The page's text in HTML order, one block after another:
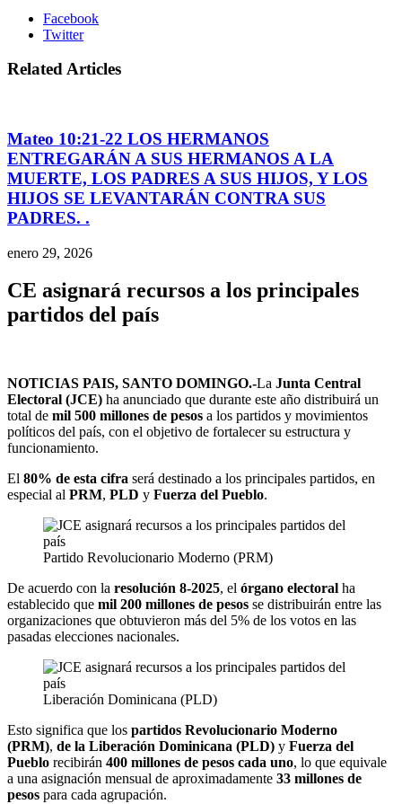
Facebook
Twitter
Related Articles
Mateo 10:21-22 LOS HERMANOS
ENTREGARÁN A SUS HERMANOS A LA
MUERTE, LOS PADRES A SUS HIJOS, Y LOS
HIJOS SE LEVANTARÁN CONTRA SUS
PADRES. .
enero 29, 2026
CE asignará recursos a los principales
partidos del país
NOTICIAS PAIS, SANTO DOMINGO.-La Junta Central
Electoral (JCE) ha anunciado que durante este año distribuirá un
total de mil 500 millones de pesos a los partidos y movimientos
políticos del país, con el objetivo de fortalecer su estructura y
funcionamiento.
El 80% de esta cifra será destinado a los principales partidos, en
especial al PRM, PLD y Fuerza del Pueblo.
Partido Revolucionario Moderno (PRM)
De acuerdo con la resolución 8-2025, el órgano electoral ha
establecido que mil 200 millones de pesos se distribuirán entre las
organizaciones que obtuvieron más del 5% de los votos en las
pasadas elecciones nacionales.
Liberación Dominicana (PLD)
Esto significa que los partidos Revolucionario Moderno
(PRM), de la Liberación Dominicana (PLD) y Fuerza del
Pueblo recibirán 400 millones de pesos cada uno, lo que equivale
a una asignación mensual de aproximadamente 33 millones de
pesos para cada agrupación.